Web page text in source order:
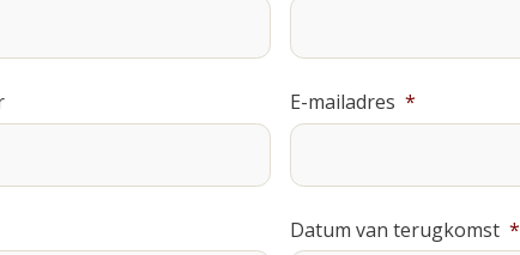
E-mailadres *
Datum van terugkomst *